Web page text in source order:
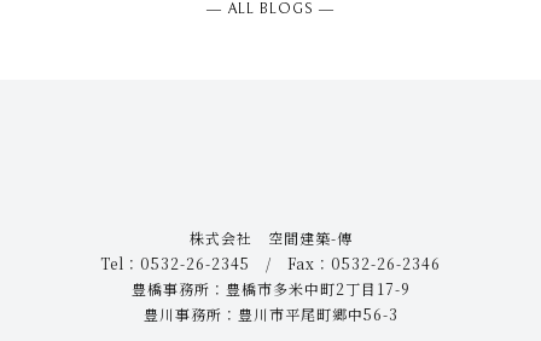
― ALL BLOGS ―
株式会社 空間建築-傳
Tel：0532-26-2345 / Fax：0532-26-2346
豊橋事務所：豊橋市多米中町2丁目17-9
豊川事務所：豊川市平尾町郷中56-3